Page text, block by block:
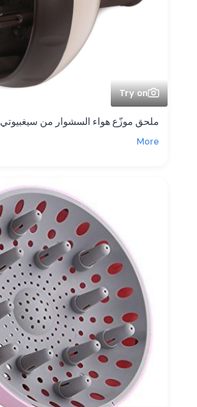
Try on
ملحق موزّع هواء السشوار من سيغبيوتي
More